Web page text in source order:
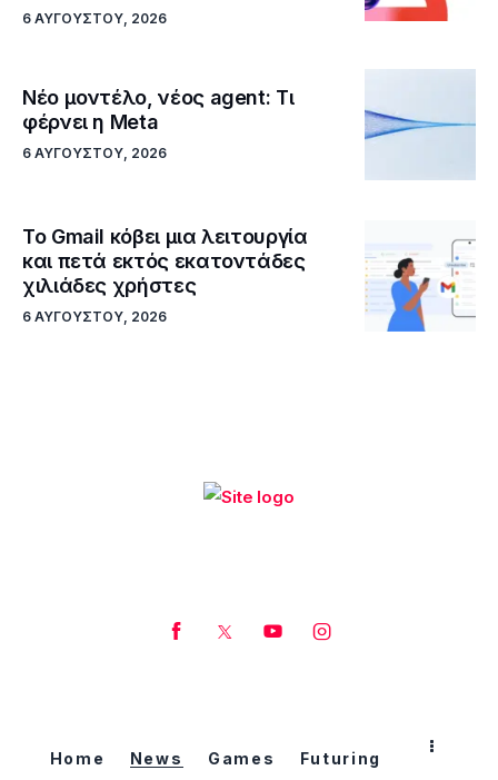
6 ΑΥΓΟΎΣΤΟΥ, 2026
Νέο μοντέλο, νέος agent: Τι
φέρνει η Meta
6 ΑΥΓΟΎΣΤΟΥ, 2026
Το Gmail κόβει μια λειτουργία
και πετά εκτός εκατοντάδες
χιλιάδες χρήστες
6 ΑΥΓΟΎΣΤΟΥ, 2026
Home News Games Futuring